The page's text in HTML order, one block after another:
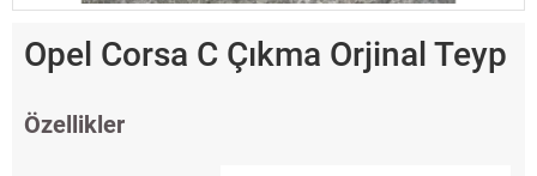
Opel Corsa C Çıkma Orjinal Teyp
Özellikler